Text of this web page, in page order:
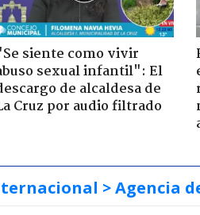
siente como vivir
sexual infantil": El
de alcaldesa de
Cruz por audio filtrado
> Agencia